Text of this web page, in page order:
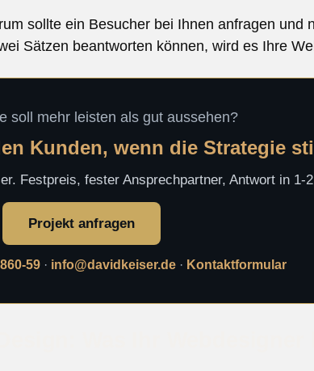
sollte ein Besucher bei Ihnen anfragen und
Sätzen beantworten können, wird es Ihre
soll mehr leisten als gut aussehen?
Kunden, wenn die Strategie
Festpreis, fester Ansprechpartner, Antwort in 1-
Projekt anfragen
59 · info@davidkeiser.de · Kontaktformular